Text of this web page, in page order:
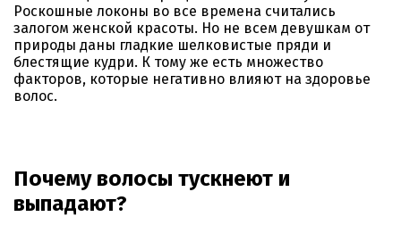
Роскошные локоны во все времена считались
залогом женской красоты. Но не всем девушкам от
природы даны гладкие шелковистые пряди и
блестящие кудри. К тому же есть множество
факторов, которые негативно влияют на здоровье
волос.
Почему волосы тускнеют и
выпадают?